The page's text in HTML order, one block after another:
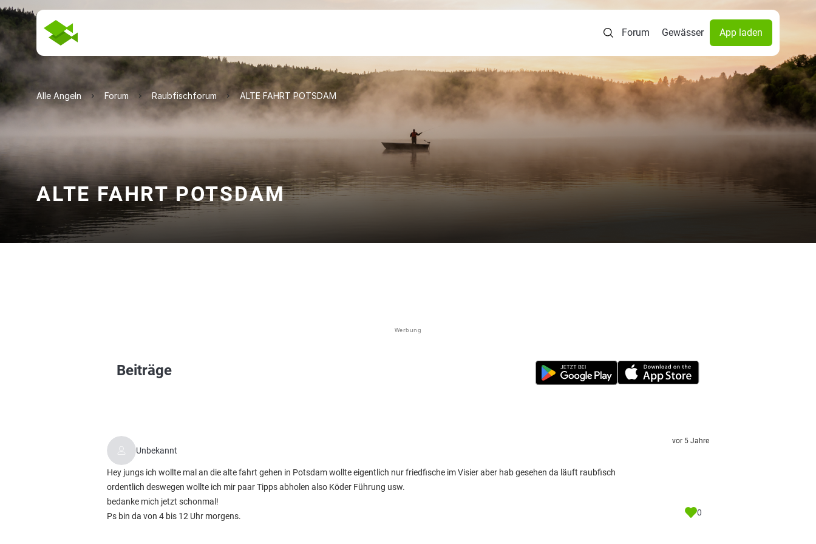
Forum Gewässer App laden
Alle Angeln Forum Raubfischforum ALTE FAHRT POTSDAM
ALTE FAHRT POTSDAM
Werbung
Beiträge
Unbekannt
Hey jungs ich wollte mal an die alte fahrt gehen in Potsdam wollte eigentlich nur friedfische im Visier aber hab gesehen da läuft raubfisch
ordentlich deswegen wollte ich mir paar Tipps abholen also Köder Führung usw.
bedanke mich jetzt schonmal!
Ps bin da von 4 bis 12 Uhr morgens.
vor 5 Jahre
0